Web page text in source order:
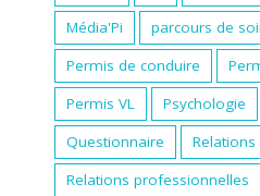
Média'Pi
parcours de
Permis de conduire
Permis VL
Psychologie
Questionnaire
Relations professionnelles